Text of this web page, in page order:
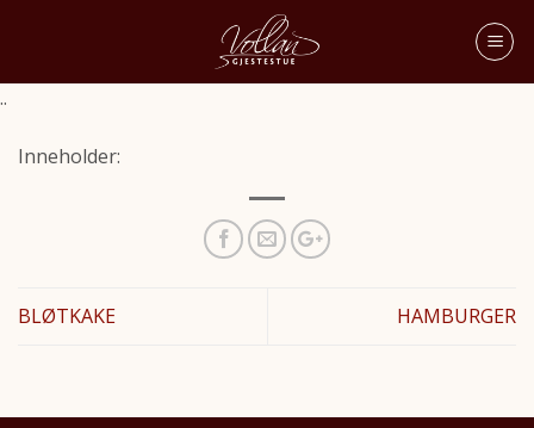
..
Inneholder:
BLØTKAKE HAMBURGER